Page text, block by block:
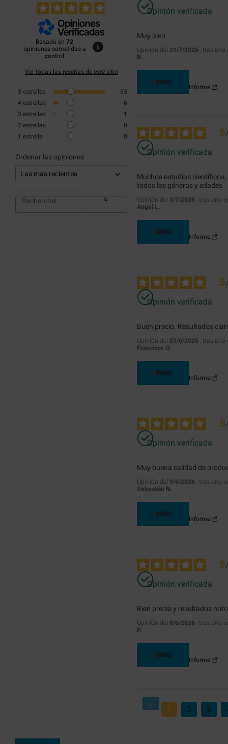
Basado en 72
opiniones sometidas a
control
Ver todas las reseñas de este sitio
5 estrellas
65
4 estrellas
6
3 estrellas
1
2 estrellas
0
1 estrella 0
Ordenar las opiniones
Opinión verificada
Muy bien
Opinión del 31/7/2026 , tras una
B.
Útil(0)
Informe
5
Opinión verificada
Muchos estudios
todos los géneros y edades
Opinión del 3/7/2026 , tras una
Angel L.
Útil(0)
Informe
5
Opinión verificada
Buen precio. Resultados
Opinión del 21/6/2026 , tras una
Francisco G.
Útil(0)
Informe
5
Opinión verificada
Muy buena calidad de
Opinión del 9/6/2026 , tras una
Sebastián N.
Útil(0)
Informe
5
Opinión verificada
Bien precio y resultados
Opinión del 8/6/2026 , tras una
P.
Útil(0)
Informe
1 2 3